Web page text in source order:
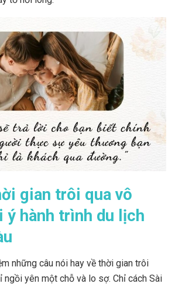
gian trôi qua vô
ý hành trình du lịch
những câu nói hay về thời gian trôi
ngồi yên một chỗ và lo sợ. Chỉ cách Sài